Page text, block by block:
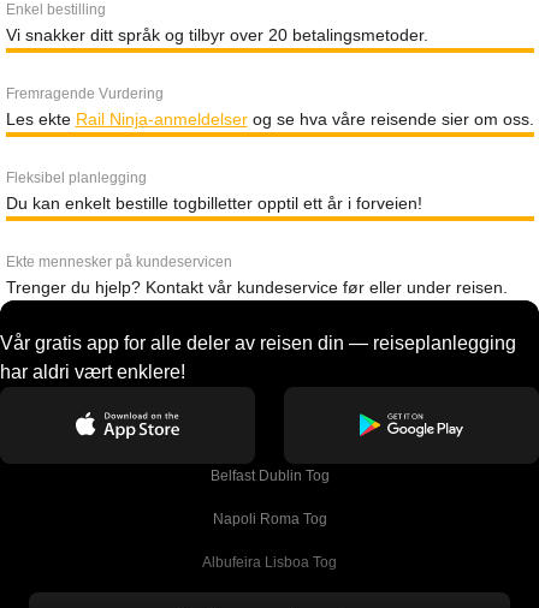
Enkel bestilling
Vi snakker ditt språk og tilbyr over 20 betalingsmetoder.
Fremragende Vurdering
Les ekte Rail Ninja-anmeldelserog se hva våre reisende sier om oss.
Fleksibel planlegging
Du kan enkelt bestille togbilletter opptil ett år i forveien!
Ekte mennesker på kundeservicen
Trenger du hjelp? Kontakt vår kundeservice før eller under reisen.
Vår gratis app for alle deler av reisen din — reiseplanlegging
har aldri vært enklere!
Belfast Dublin Tog
Napoli Roma Tog
Albufeira Lisboa Tog